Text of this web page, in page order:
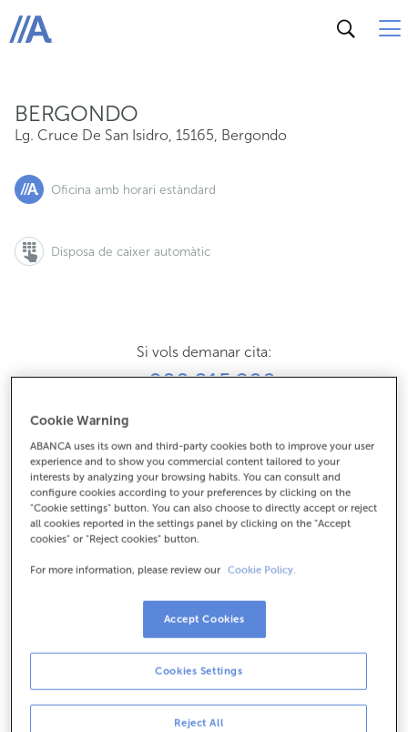
ABANCA
BERGONDO
Lg. Cruce De San Isidro, 15165, Bergondo
Oficina amb horari estàndard
Disposa de caixer automàtic
Si vols demanar cita:
900 815 200
981791154
Com arribar
De dilluns a divendres de8:15 a 14:00.
cita prèviai t'atendrem el dia i hora que
Operacions amb efectiu
Clients: de dilluns a divendres de 8:15 a 11:00
Cookie Warning
ABANCA uses its own and third-party cookies both to improve your user
experience and to show you commercial content tailored to your
interests by analyzing your browsing habits. You can consult and
configure cookies according to your preferences by clicking on the
"Cookie settings" button. You can also choose to directly accept or reject
all cookies reported in the settings panel by clicking on the "Accept
cookies" or "Reject cookies" button.
For more information, please review our Cookie Policy.
Reject All
Cookies Settings
Accept Cookies
Lg. Cruce De San Isidro, 15165, Bergondo